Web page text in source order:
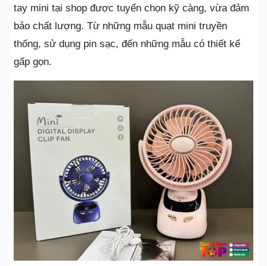
tay mini tại shop được tuyển chọn kỹ càng, vừa đảm
bảo chất lượng. Từ những mẫu quạt mini truyền
thống, sử dụng pin sạc, đến những mẫu có thiết kế
gấp gọn.